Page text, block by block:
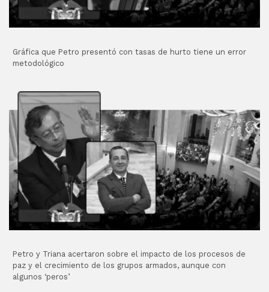
Gráfica que Petro presentó con tasas de hurto tiene un error
metodológico
Petro y Triana acertaron sobre el impacto de los procesos de
paz y el crecimiento de los grupos armados, aunque con
algunos ‘peros’